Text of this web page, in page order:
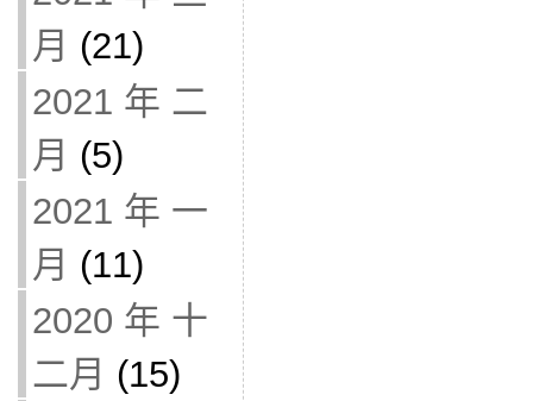
月 (21)
2021 年 二
月 (5)
2021 年 一
月 (11)
2020 年 十
二月 (15)